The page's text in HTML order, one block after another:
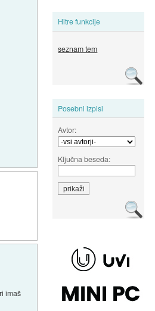
Hitre funkcije
seznam tem
Posebni izpisi
Avtor:
Ključna beseda:
imaš